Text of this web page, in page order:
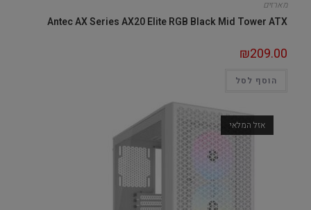
מארזים
Antec AX Series AX20 Elite RGB Black Mid Tower ATX
₪209.00
הוסף לסל
אזל המלאי